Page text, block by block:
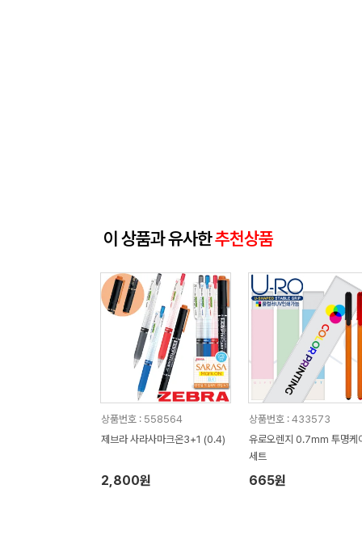
이 상품과 유사한추천상품
상품번호 : 558564
제브라 사라사마크온3+1 (0.4)
2,800원
상품번호 : 433573
유로오렌지 0.7mm 투명케
세트
665원